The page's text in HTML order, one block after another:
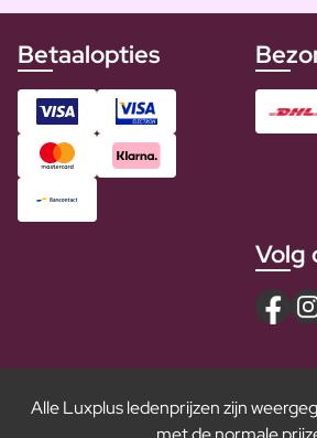
Betaalopties
Volg
Alle Luxplus ledenprijzen zijn